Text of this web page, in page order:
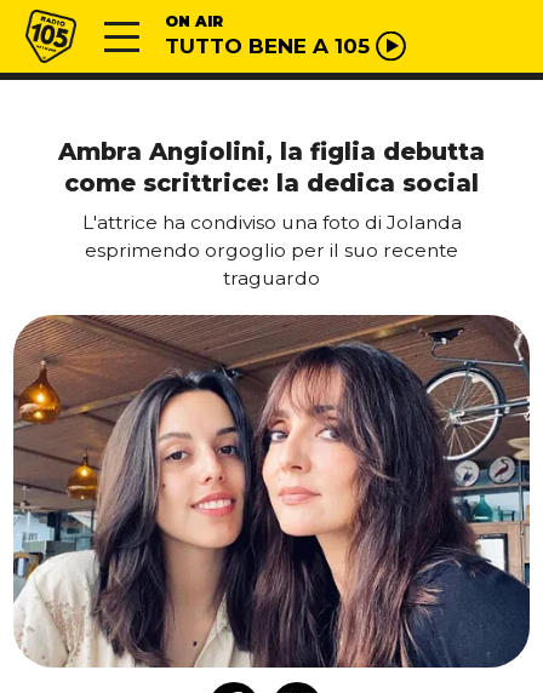
Vai al contenuto
Radio 105 ON AIR
TUTTO BENE A 105
Ambra Angiolini, la figlia debutta
come scrittrice: la dedica social
L'attrice ha condiviso una foto di Jolanda
esprimendo orgoglio per il suo recente
traguardo